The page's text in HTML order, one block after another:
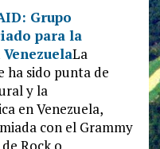
Grupo
para la
La
ha sido punta de
y la
en Venezuela,
con el Grammy